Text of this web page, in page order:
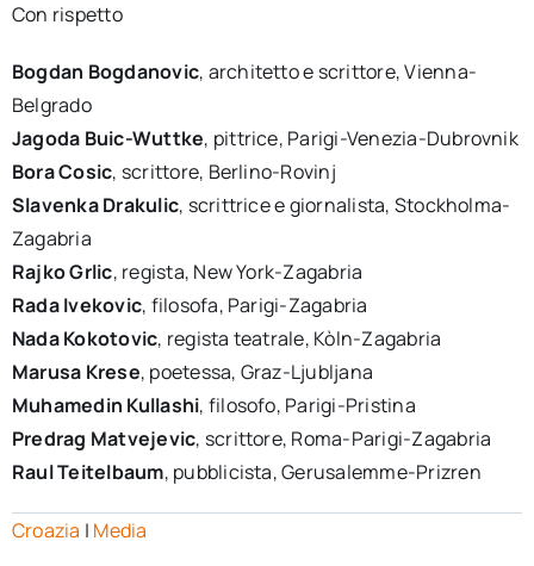
Con rispetto
Bogdan Bogdanovic, architetto e scrittore, Vienna-
Belgrado
Jagoda Buic-Wuttke, pittrice, Parigi-Venezia-Dubrovnik
Bora Cosic, scrittore, Berlino-Rovinj
Slavenka Drakulic, scrittrice e giornalista, Stockholma-
Zagabria
Rajko Grlic, regista, New York-Zagabria
Rada Ivekovic, filosofa, Parigi-Zagabria
Nada Kokotovic, regista teatrale, Kòln-Zagabria
Marusa Krese, poetessa, Graz-Ljubljana
Muhamedin Kullashi, filosofo, Parigi-Pristina
Predrag Matvejevic, scrittore, Roma-Parigi-Zagabria
Raul Teitelbaum, pubblicista, Gerusalemme-Prizren
Croazia | Media